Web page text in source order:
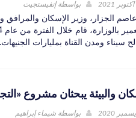
بواسطةإنفيستجيت
الجزار، وزير الإسكان والمرافق
سيناء ومدن القناة بمليارات الجنيهات.
والبيئة يبحثان مشروع
بواسطة شيماء إبراهيم